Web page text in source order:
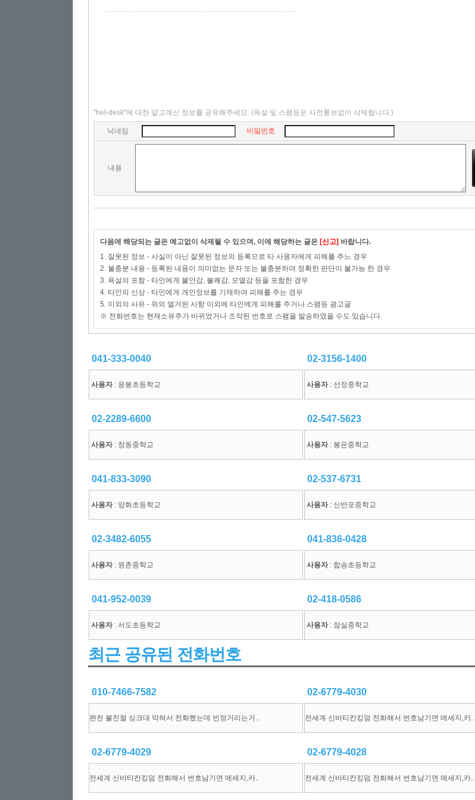
"hel-desk"에 대한 알고계신 정보를 공유해주세요. (욕설 및 스팸등은 사전통보없이 삭제됩니다.)
닉네임 비밀번호
내용
다음에 해당되는 글은 예고없이 삭제될 수 있으며, 이에 해당하는 글은 [신고] 바랍니다.
1. 잘못된 정보 - 사실이 아닌 잘못된 정보의 등록으로 타 사용자에게 피해를 주느 경우
2. 불충분 내용 - 등록된 내용이 의미없는 문자 또는 불충분하여 정확한 판단이 불가능 한 경우
3. 욕설의 포함 - 타인에게 불안감, 불쾌감, 모멸감 등을 포함한 경우
4. 타인의 신상 - 타인에게 개인정보를 기재하여 피해를 주는 경우
5. 이외의 사유 - 위의 열거된 사항 이외에 타인에게 피해를 주거나 스팸등 광고글
※ 전화번호는 현재소유주가 바뀌었거나 조작된 번호로 스팸을 발송하였을 수도 있습니다.
041-333-0040
사용자: 응봉초등학교
02-3156-1400
사용자: 선정중학교
02-2289-6600
사용자: 창동중학교
02-547-5623
사용자: 봉은중학교
041-833-3090
사용자: 양화초등학교
02-537-6731
사용자: 신반포중학교
02-3482-6055
사용자: 원촌중학교
041-836-0428
사용자: 합송초등학교
041-952-0039
사용자: 서도초등학교
02-418-0586
사용자: 잠실중학교
최근 공유된 전화번호
010-7466-7582
완전 불친절 싱크대 막혀서 전화했는데 빈정거리는거..
02-6779-4030
전세계 신바티칸킹덤 전화해서 번호남기면 메세지,카..
02-6779-4029
전세계 신바티칸킹덤 전화해서 번호남기면 메세지,카..
02-6779-4028
전세계 신바티칸킹덤 전화해서 번호남기면 메세지,카..